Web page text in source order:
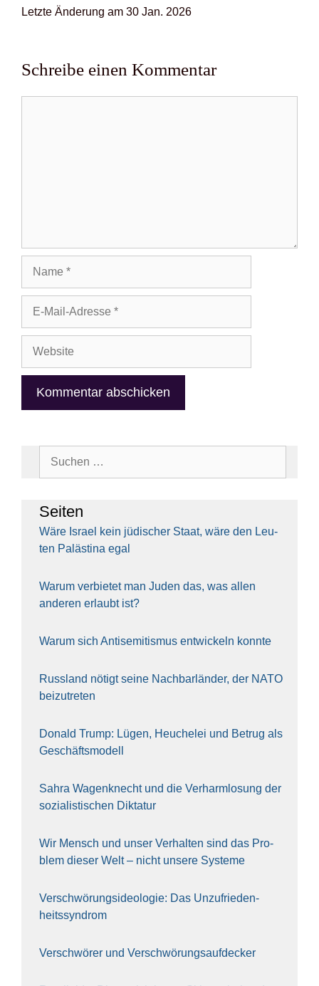
Letz­te Ände­rung am 30 Jan. 2026
Schreibe einen Kommentar
Adresse
Sei­ten
Wäre Isra­el kein jüdi­scher Staat, wäre den Leu­
ten Paläs­ti­na egal
War­um ver­bie­tet man Juden das, was allen
ande­ren erlaubt ist?
War­um sich Anti­se­mi­tis­mus ent­wi­ckeln konn­te
Russ­land nötigt sei­ne Nach­bar­län­der, der NATO
bei­zu­tre­ten
Donald Trump: Lügen, Heu­che­lei und Betrug als
Geschäfts­mo­dell
Sahra Wagen­knecht und die Ver­harm­lo­sung der
sozia­lis­ti­schen Dik­ta­tur
Wir Mensch und unser Ver­hal­ten sind das Pro­
blem die­ser Welt – nicht unse­re Sys‍te‍me
Ver­schwö­rungs­ideo­lo­gie: Das Unzufrieden­
heitssyndrom
Ver­schwö­rer und Verschwörungs­aufdecker